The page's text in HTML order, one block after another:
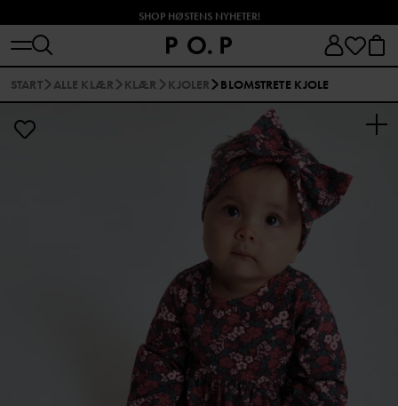
SHOP HØSTENS NYHETER!
START ALLE KLÆR KLÆR KJOLER BLOMSTRETE KJOLE